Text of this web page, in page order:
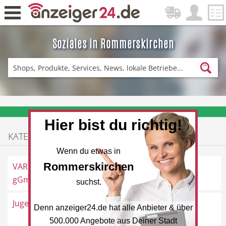
Soziales in Rommerskirchen
Zurück
DE-News News
Restaurant Hotel
❤️ Aktuelle Angebote & Prospekte per Newsletter erhalten
KATEGORIEN
VARIUS Werkstätten
gGmbH
Frankenstraße 24, 41569
Rommerskirchen
Jugendhaus JUST-in
Kirchstraße 2, 41569
Rommerskirchen
Hier bist du richtig!
Wenn du etwas in
Rommerskirchen
suchst.
Denn anzeiger24.de hat alle Anbieter & über
500.000 Angebote aus Deiner Stadt